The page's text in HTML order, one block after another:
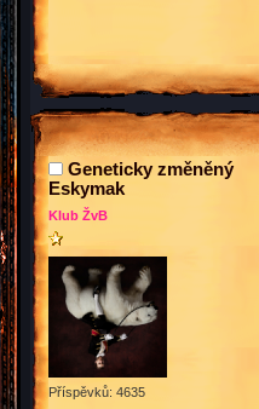
Geneticky změněný
Eskymak
Klub ŽvB
Příspěvků: 4635